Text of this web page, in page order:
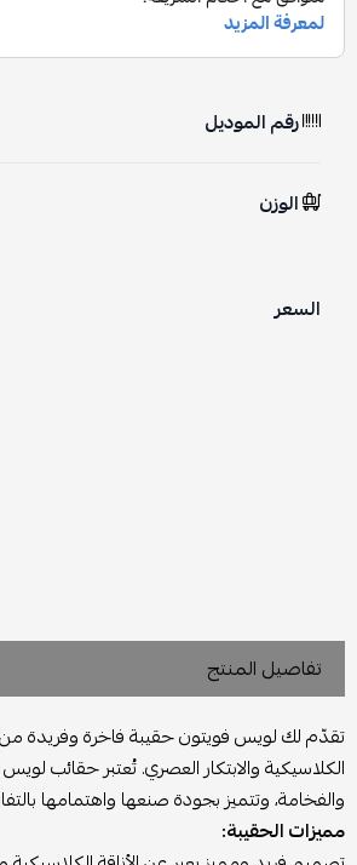
رقم الموديل
الوزن
السعر
تفاصيل المنتج
تقدّم لك لويس فويتون حقيبة فاخرة وفريدة من
الكلاسيكية والابتكار العصري. تُعتبر حقائب لويس
والفخامة، وتتميز بجودة صنعها واهتمامها
مميزات الحقيبة: